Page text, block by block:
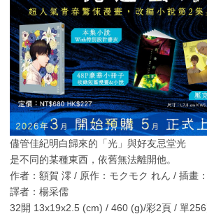
儘管佳紀明白歸來的「光」與好友忌堂光
是不同的某種東西，依舊無法離開他。
作者：額賀 澪 / 原作：モクモク れん / 插畫
譯者：楊采儒
32開 13x19x2.5 (cm) / 460 (g)/彩2頁 / 單